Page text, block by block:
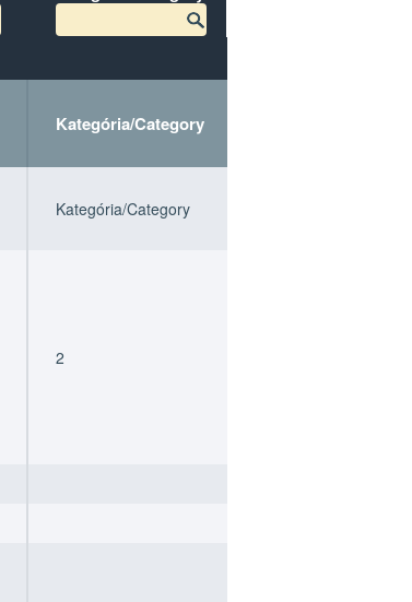
Kategória/Category
Kategória/Category
2